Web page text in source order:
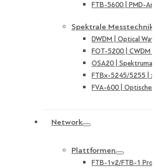
FTB-5600 | PMD-
Spektrale Messtechnik
DWDM | Optical
FOT-5200 | CWDM
OSA20 |
FTBx-5245/5255 |
FVA-600 | Optischer
Network
Plattformen
FTB-1v2/FTB-1